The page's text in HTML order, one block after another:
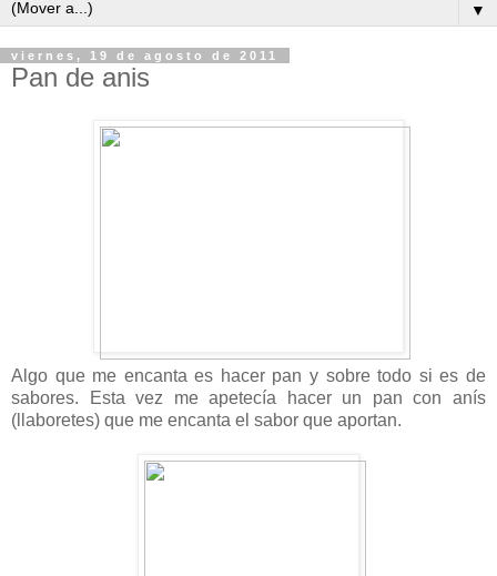
▼
viernes, 19 de agosto de 2011
Pan de anis
Algo que me encanta es hacer pan y sobre todo si es de
sabores. Esta vez me apetecía hacer un pan con anís
(llaboretes) que me encanta el sabor que aportan.